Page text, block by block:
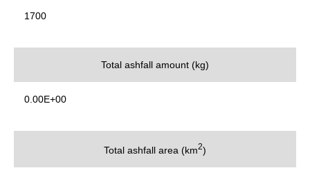
1700
Total ashfall amount (kg)
0.00E+00
Total ashfall area (km2)